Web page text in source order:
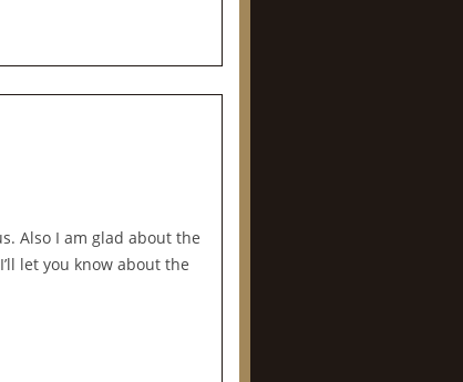
Also I am glad about the
let you know about the